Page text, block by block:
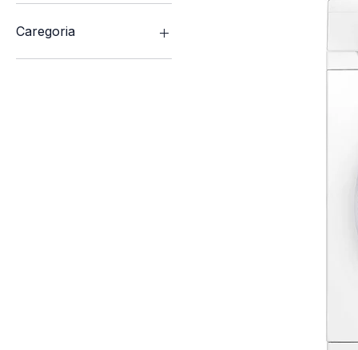
Caregoria
Máquinas de Lavar